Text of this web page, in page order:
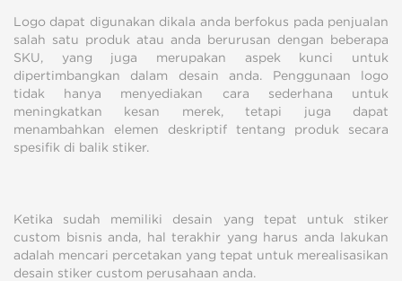
Logo dapat digunakan dikala anda berfokus pada penjualan
salah satu produk atau anda berurusan dengan beberapa
SKU, yang juga merupakan aspek kunci untuk
dipertimbangkan dalam desain anda. Penggunaan logo
tidak hanya menyediakan cara sederhana untuk
meningkatkan kesan merek, tetapi juga dapat
menambahkan elemen deskriptif tentang produk secara
spesifik di balik stiker.
Ketika sudah memiliki desain yang tepat untuk stiker
custom bisnis anda, hal terakhir yang harus anda lakukan
adalah mencari percetakan yang tepat untuk merealisasikan
desain stiker custom perusahaan anda.